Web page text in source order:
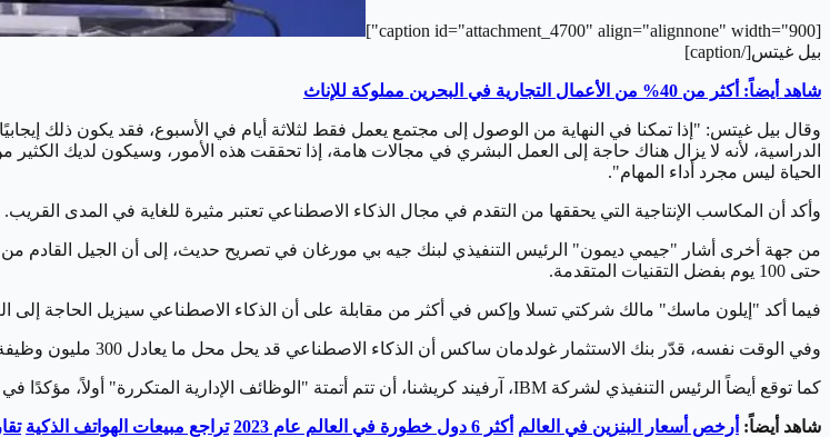
[caption id="attachment_4700" align="alignnone" width="900"]
بيل غيتس[/caption]
شاهد أيضاً: أكثر من 40% من الأعمال التجارية في البحرين مملوكة للإناث
وقال بيل غيتس: "إذا تمكنا في النهاية من الوصول إلى مجتمع يعمل فقط لثلاثة أيام في الأسبوع، فقد يكون ذلك
الدراسية، لأنه لا يزال هناك حاجة إلى العمل البشري في مجالات هامة، إذا تحققت هذه الأمور، وسيكون لديك
الحياة ليس مجرد أداء المهام".
وأكد أن المكاسب الإنتاجية التي يحققها من التقدم في مجال الذكاء الاصطناعي تعتبر مثيرة للغاية في المدى القريب.
حتى 100 يوم بفضل التقنيات المتقدمة.
فيما أكد "إيلون ماسك" مالك شركتي تسلا وإكس في أكثر من مقابلة على أن الذكاء الاصطناعي سيزيل الحاجة إلى
وفي الوقت نفسه، قدّر بنك الاستثمار غولدمان ساكس أن الذكاء الاصطناعي قد يحل محل ما يعادل 300 مليون وظيفة بدوام كامل على مستوى العالم في السنوات القادمة.
كما توقع أيضاً الرئيس التنفيذي لشركة IBM، آرفيند كريشنا، أن تتم أتمتة "الوظائف الإدارية المتكررة" أولاً، مؤكدًا في الوقت نفسه أن ذلك لا يعني بالضرورة أن البشر سيكونون عاطلين عن العمل.
شاهد أيضاً: أرخص أسعار البنزين في العالم أكثر 6 دول خطورة في العالم عام 2023 تراجع مبيعات الهواتف الذكية تقارير: 167 ألف